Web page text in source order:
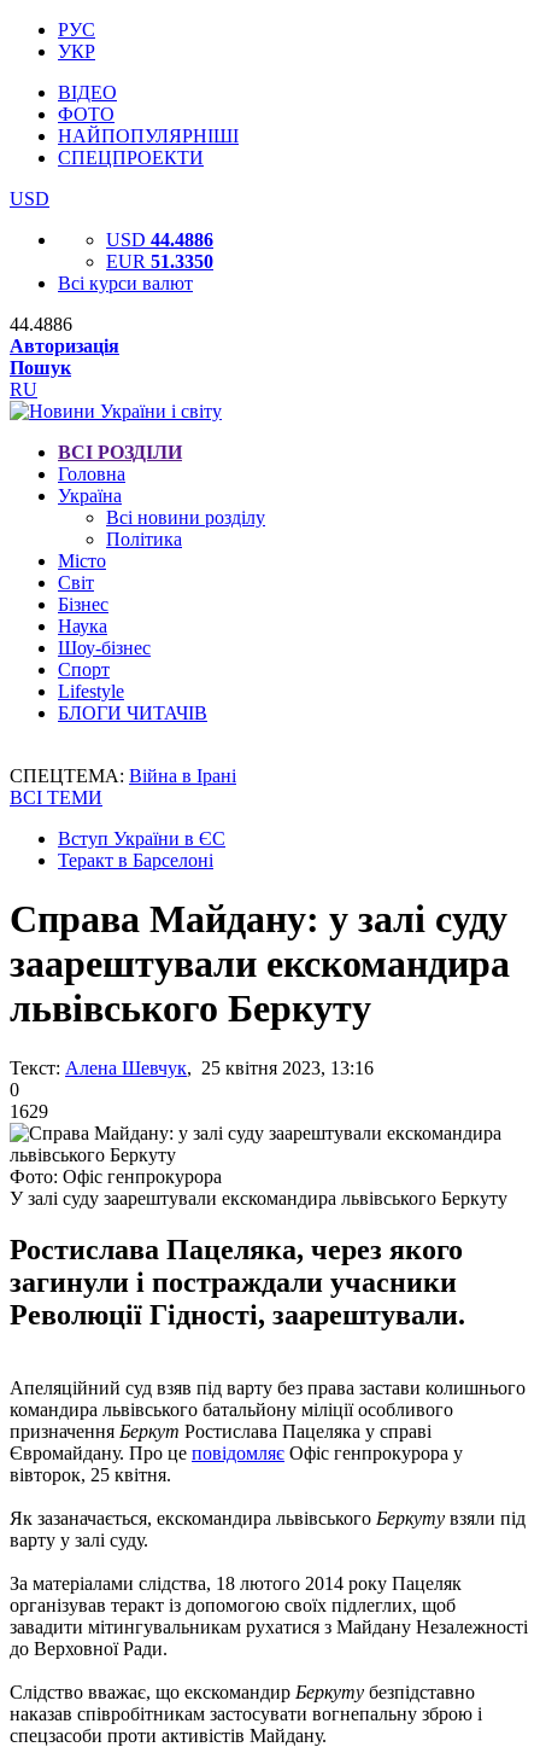
РУС
УКР
ВІДЕО
ФОТО
НАЙПОПУЛЯРНІШІ
СПЕЦПРОЕКТИ
USD
USD 44.4886
EUR 51.3350
Всі курси валют
44.4886
Авторизація
Пошук
RU
ВСІ РОЗДІЛИ
Головна
Україна
Всі новини розділу
Політика
Місто
Світ
Бізнес
Наука
Шоу-бізнес
Спорт
Lifestyle
БЛОГИ ЧИТАЧІВ
СПЕЦТЕМА: Війна в Ірані
ВСІ ТЕМИ
Вступ України в ЄС
Теракт в Барселоні
Справа Майдану: у залі суду
заарештували екскомандира
львівського Беркуту
Текст: Алена Шевчук, 25 квітня 2023, 13:16
0
1629
Фото: Офіс генпрокурора
У залі суду заарештували екскомандира львівського Беркуту
Ростислава Пацеляка, через якого
загинули і постраждали учасники
Революції Гідності, заарештували.
Апеляційний суд взяв під варту без права застави колишнього
командира львівського батальйону міліції особливого
призначення Беркут Ростислава Пацеляка у справі
Євромайдану. Про це повідомляє Офіс генпрокурора у
вівторок, 25 квітня.
Як зазаначається, екскомандира львівського Беркуту взяли під
варту у залі суду.
За матеріалами слідства, 18 лютого 2014 року Пацеляк
організував теракт із допомогою своїх підлеглих, щоб
завадити мітингувальникам рухатися з Майдану Незалежності
до Верховної Ради.
Слідство вважає, що екскомандир Беркуту безпідставно
наказав співробітникам застосувати вогнепальну зброю і
спецзасоби проти активістів Майдану.